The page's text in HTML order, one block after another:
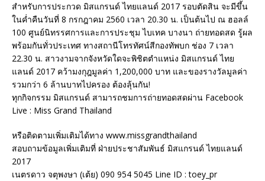
สำหรับการประกวด มิสแกรนด์ ไทยแลนด์ 2017 รอบตัดสิน จะมีขึ้น
ในค่ำคืนวันที่ 8 กรกฎาคม 2560 เวลา 20.30 น. เป็นต้นไป ณ ฮอลล์
100 ศูนย์นิทรรศการและการประชุม ไบเทค บางนา ถ่ายทอดสด รู้ผล
พร้อมกันทั่วประเทศ ทางสถานีโทรทัศน์สีกองทัพบก ช่อง 7 เวลา
22.30 น. สาวงามจากจังหวัดใดจะพิชิตตำแหน่ง มิสแกรนด์ ไทย
แลนด์ 2017 คว้ามงกุฎมูลค่า 1,200,000 บาท และของรางวัลมูลค่า
รวมกว่า 6 ล้านบาทไปครอง ต้องลุ้นกัน!
ทุกกิจกรรม มิสแกรนด์ สามารถชมการถ่ายทอดสดผ่าน Facebook
Live : Miss Grand Thailand
หรือติดตามเพิ่มเติมได้ทาง www.missgrandthailand
สอบถามข้อมูลเพิ่มเติมที่ ฝ่ายประชาสัมพันธ์ มิสแกรนด์ ไทยแลนด์
2017
เนตรดาว จตุพงษา (เต้ย) 090 954 5045 Line ID : toey_pr